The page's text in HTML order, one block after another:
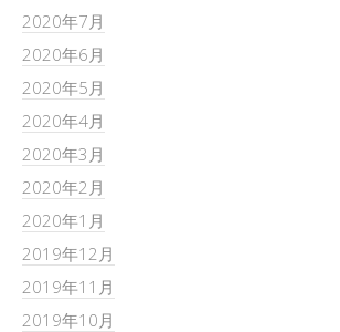
2020年7月
2020年6月
2020年5月
2020年4月
2020年3月
2020年2月
2020年1月
2019年12月
2019年11月
2019年10月